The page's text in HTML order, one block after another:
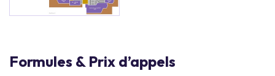
Formules & Prix d’appels